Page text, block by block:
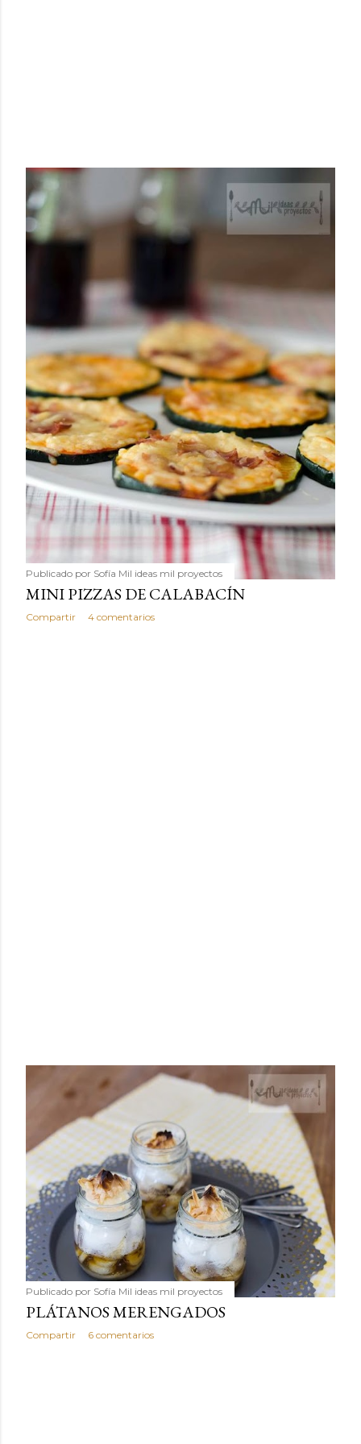
Publicado por Sofía Mil ideas mil proyectos
MINI PIZZAS DE CALABACÍN
Compartir 4 comentarios
Publicado por Sofía Mil ideas mil proyectos
PLÁTANOS MERENGADOS
Compartir 6 comentarios